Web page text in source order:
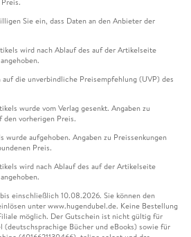
Sie ein, dass Daten an den Anbieter der
wird nach Ablauf des auf der Artikelseite
die unverbindliche Preisempfehlung (UVP) des
wurde vom Verlag gesenkt. Angaben zu
den vorherigen Preis.
wurde aufgehoben. Angaben zu Preissenkungen
Preis.
wird nach Ablauf des auf der Artikelseite
einschließlich 10.08.2026. Sie können den
unter www.hugendubel.de. Keine Bestellung
möglich. Der Gutschein ist nicht gültig für
Bücher und eBooks) sowie für